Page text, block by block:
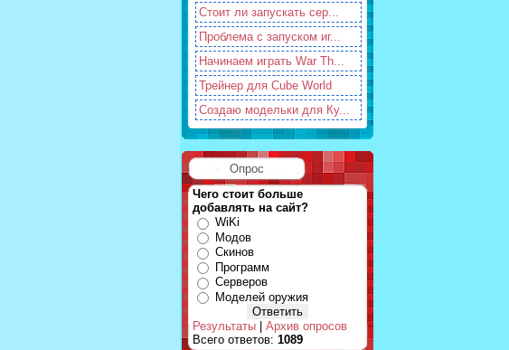
Стоит ли запускать сер...
Проблема с запуском иг...
Начинаем играть War Th...
Трейнер для Cube World
Создаю модельки для Ку...
Опрос
Чего стоит больше
добавлять на сайт?
WiKi
Модов
Скинов
Программ
Серверов
Моделей оружия
Результаты
Архив опросов
Всего ответов: 1089